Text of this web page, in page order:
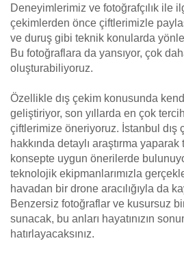
Deneyimlerimiz ve fotoğrafçılık ile
çekimlerden önce çiftlerimizle
ve duruş gibi teknik konularda
Bu fotoğraflara da yansıyor, çok
oluşturabiliyoruz.
Özellikle dış çekim konusunda
geliştiriyor, son yıllarda en çok
çiftlerimize öneriyoruz. İstanbul dış
hakkında detaylı araştırma
konsepte uygun önerilerde
teknolojik ekipmanlarımızla
havadan bir drone aracılığıyla da
Benzersiz fotoğraflar ve kusursuz
sunacak, bu anları hayatınızın
hatırlayacaksınız.